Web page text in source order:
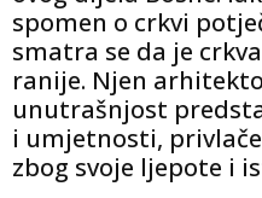
spomen o crkvi
smatra se da je
ranije. Njen
unutrašnjost
i umjetnosti,
zbog svoje ljepote i